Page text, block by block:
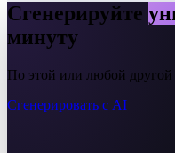
Сгенерируйте
минуту
По этой или любой другой
Сгенерировать с AI